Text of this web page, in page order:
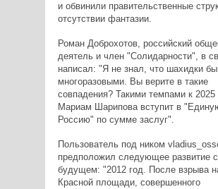
и обвинили правительственные
отсутствии фантазии.
Роман Доброхотов, российский
деятель и член "Солидарности", в
написал: "Я не знал, что шахидки
многоразовыми. Вы верите в такие
совпадения? Такими темпами к 2025
Мариам Шарипова вступит в
Россию" по сумме заслуг".
Пользователь под ником
предположил следующее развитие
будущем: "2012 год. После взрыва
Красной площади, совершенного